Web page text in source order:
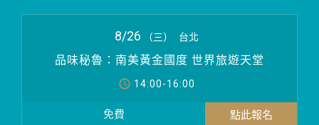
品味秘魯：南美黃金國度 世界旅遊天堂
8/26 （三） 台北
14:00-16:00
免費